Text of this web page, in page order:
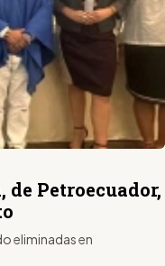
Petroecuador,
eliminadas en